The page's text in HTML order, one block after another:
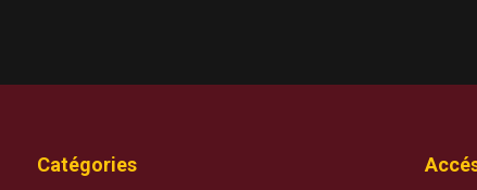
Catégories